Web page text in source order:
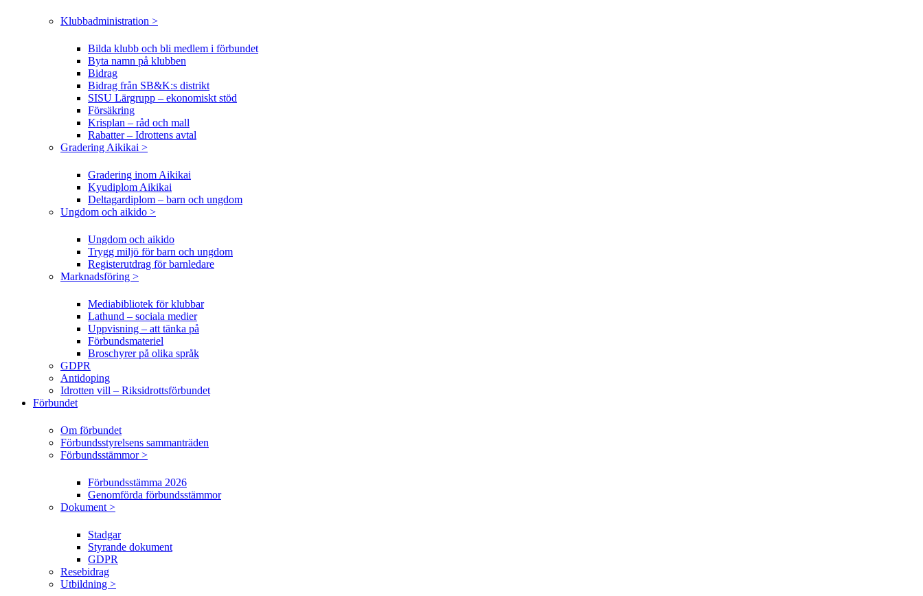
Klubbadministration >
Bilda klubb och bli medlem i förbundet
Byta namn på klubben
Bidrag
Bidrag från SB&K:s distrikt
SISU Lärgrupp – ekonomiskt stöd
Försäkring
Krisplan – råd och mall
Rabatter – Idrottens avtal
Gradering Aikikai >
Gradering inom Aikikai
Kyudiplom Aikikai
Deltagardiplom – barn och ungdom
Ungdom och aikido >
Ungdom och aikido
Trygg miljö för barn och ungdom
Registerutdrag för barnledare
Marknadsföring >
Mediabibliotek för klubbar
Lathund – sociala medier
Uppvisning – att tänka på
Förbundsmateriel
Broschyrer på olika språk
GDPR
Antidoping
Idrotten vill – Riksidrottsförbundet
Förbundet
Om förbundet
Förbundsstyrelsens sammanträden
Förbundsstämmor >
Förbundsstämma 2026
Genomförda förbundsstämmor
Dokument >
Stadgar
Styrande dokument
GDPR
Resebidrag
Utbildning >